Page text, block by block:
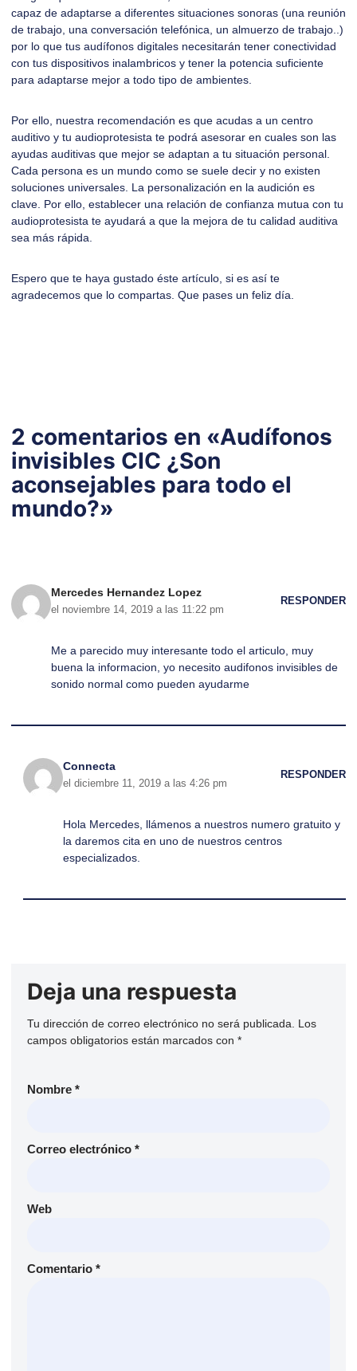
capaz de adaptarse a diferentes situaciones sonoras (una reunión
de trabajo, una conversación telefónica, un almuerzo de trabajo..)
por lo que tus audífonos digitales necesitarán tener conectividad
con tus dispositivos inalambricos y tener la potencia suficiente
para adaptarse mejor a todo tipo de ambientes.
Por ello, nuestra recomendación es que acudas a un centro
auditivo y tu audioprotesista te podrá asesorar en cuales son las
ayudas auditivas que mejor se adaptan a tu situación personal.
Cada persona es un mundo como se suele decir y no existen
soluciones universales. La personalización en la audición es
clave. Por ello, establecer una relación de confianza mutua con tu
audioprotesista te ayudará a que la mejora de tu calidad auditiva
sea más rápida.
Espero que te haya gustado éste artículo, si es así te
agradecemos que lo compartas. Que pases un feliz día.
2 comentarios en «Audífonos
invisibles CIC ¿Son
aconsejables para todo el
mundo?»
Mercedes Hernandez Lopez
el noviembre 14, 2019 a las 11:22 pm
RESPONDER
Me a parecido muy interesante todo el articulo, muy
buena la informacion, yo necesito audifonos invisibles de
sonido normal como pueden ayudarme
Connecta
el diciembre 11, 2019 a las 4:26 pm
RESPONDER
Hola Mercedes, llámenos a nuestros numero gratuito y
la daremos cita en uno de nuestros centros
especializados.
Deja una respuesta
Tu dirección de correo electrónico no será publicada.
Los
campos obligatorios están marcados con *
Nombre *
Correo electrónico *
Web
Comentario *